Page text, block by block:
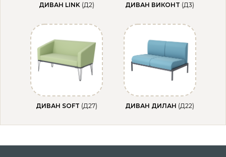
ДИВАН LINK (Д2) ДИВАН ВИКОНТ (Д3)
ДИВАН SOFT (Д27) ДИВАН ДИЛАН (Д22)